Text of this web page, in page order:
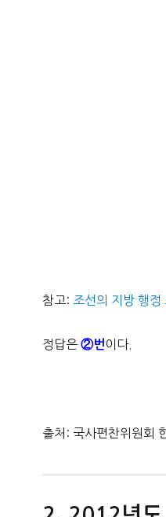
참고: 조선의 지방 행정
정답은 ②번 이다.
출처: 국사편찬위원회